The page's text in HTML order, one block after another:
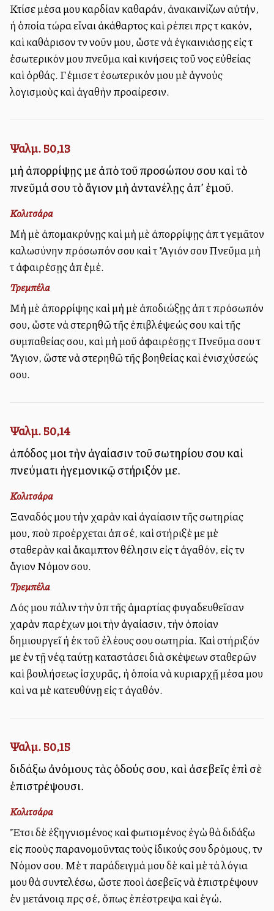
Κτίσε μέσα μου καρδίαν καθαράν, ἀνακαινίζων αὐτήν,
ἡ ὁποία τώρα εἶναι ἀκάθαρτος καὶ ρέπει πρὸς τὸ κακόν,
καὶ καθάρισον τὸν νοῦν μου, ὥστε νὰ ἐγκαινιάσῃς εἰς τὸ
ἐσωτερικόν μου πνεῦμα καὶ κινήσεις τοῦ νοὸς εὐθείας
καὶ ὀρθάς. Γέμισε τὸ ἐσωτερικόν μου μὲ ἁγνοὺς
λογισμοὺς καὶ ἀγαθὴν προαίρεσιν.
Ψαλμ. 50,13
μὴ ἀπορρίψῃς με ἀπὸ τοῦ προσώπου σου καὶ τὸ
πνεῦμά σου τὸ ἅγιον μὴ ἀντανέλῃς ἀπ’ ἐμοῦ.
Κολιτσάρα
Μὴ μὲ ἀπομακρύνῃς καὶ μὴ μὲ ἀπορρίψῃς ἀπὸ τὸ γεμᾶτον
καλωσύνην πρόσωπόν σου καὶ τὸ Ἅγιόν σου Πνεῦμα μὴ
τὸ ἀφαιρέσῃς ἀπὸ ἐμέ.
Τρεμπέλα
Μὴ μὲ ἀπορρίψης καὶ μὴ μὲ ἀποδιώξῃς ἀπὸ τὸ πρόσωπόν
σου, ὥστε νὰ στερηθῶ τῆς ἐπιβλέψεώς σου καὶ τῆς
συμπαθείας σου, καὶ μὴ μοῦ ἀφαιρέσῃς τὸ Πνεῦμα σου τὸ
Ἅγιον, ὥστε νὰ στερηθῶ τῆς βοηθείας καὶ ἐνισχύσεώς
σου.
Ψαλμ. 50,14
ἀπόδος μοι τὴν ἀγαλλίασιν τοῦ σωτηρίου σου καὶ
πνεύματι ἡγεμονικῷ στήριξόν με.
Κολιτσάρα
Ξαναδός μου τὴν χαρὰν καὶ ἀγαλλίασιν τῆς σωτηρίας
μου, ποὺ προέρχεται ἀπὸ σέ, καὶ στήριξέ με μὲ
σταθερὰν καὶ ἄκαμπτον θέλησιν εἰς τὸ ἀγαθόν, εἰς τὸν
ἅγιον Νόμον σου.
Τρεμπέλα
Δός μου πάλιν τὴν ὑπὸ τῆς ἁμαρτίας φυγαδευθεῖσαν
χαρὰν παρέχων μοι τὴν ἀγαλλίασιν, τὴν ὁποίαν
δημιουργεῖ ἡ ἐκ τοῦ ἐλέους σου σωτηρία. Καὶ στήριξόν
με ἐν τῇ νέᾳ ταύτῃ καταστάσει διὰ σκέψεων σταθερῶν
καὶ βουλήσεως ἰσχυρᾶς, ἡ ὁποία νὰ κυριαρχῇ μέσα μου
καὶ να μὲ κατευθύνῃ εἰς τὸ ἀγαθόν.
Ψαλμ. 50,15
διδάξω ἀνόμους τὰς ὁδούς σου, καὶ ἀσεβεῖς ἐπὶ σὲ
ἐπιστρέψουσι.
Κολιτσάρα
Ἔτσι δὲ ἐξηγνισμένος καὶ φωτισμένος ἐγὼ θὰ διδάξω
εἰς πολλοὺς παρανομοῦντας τοὺς ἰδικούς σου δρόμους, τὸν
Νόμον σου. Μὲ τὸ παράδειγμά μου δὲ καὶ μὲ τὰ λόγια
μου θὰ συντελέσω, ὥστε πολλοὶ ἀσεβεῖς νὰ ἐπιστρέψουν
ἐν μετάνοιᾳ πρὸς σέ, ὅπως ἐπέστρεψα καὶ ἐγώ.